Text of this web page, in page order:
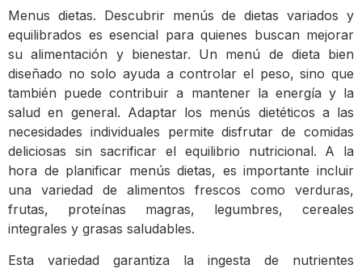
Menus dietas. Descubrir menús de dietas variados y
equilibrados es esencial para quienes buscan mejorar
su alimentación y bienestar. Un menú de dieta bien
diseñado no solo ayuda a controlar el peso, sino que
también puede contribuir a mantener la energía y la
salud en general. Adaptar los menús dietéticos a las
necesidades individuales permite disfrutar de comidas
deliciosas sin sacrificar el equilibrio nutricional. A la
hora de planificar menús dietas, es importante incluir
una variedad de alimentos frescos como verduras,
frutas, proteínas magras, legumbres, cereales
integrales y grasas saludables.
Esta variedad garantiza la ingesta de nutrientes